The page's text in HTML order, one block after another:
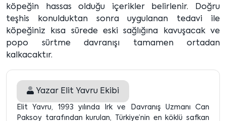
köpeğin hassas olduğu içerikler belirlenir. Doğru
teşhis konulduktan sonra uygulanan tedavi ile
köpeğiniz kısa sürede eski sağlığına kavuşacak ve
popo sürtme davranışı tamamen ortadan
kalkacaktır.
Yazar Elit Yavru Ekibi
Elit Yavru, 1993 yılında Irk ve Davranış Uzmanı Can
Paksoy tarafından kurulan, Türkiye’nin en köklü safkan